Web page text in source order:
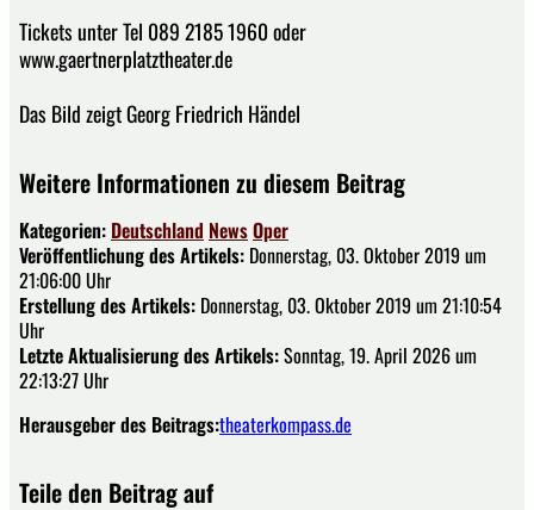
Tickets unter Tel 089 2185 1960 oder
www.gaertnerplatztheater.de
Das Bild zeigt Georg Friedrich Händel
Weitere Informationen zu diesem Beitrag
Kategorien: Deutschland NewsOper
Veröffentlichung des Artikels: Donnerstag, 03. Oktober 2019 um
21:06:00 Uhr
Erstellung des Artikels: Donnerstag, 03. Oktober 2019 um 21:10:54
Uhr
Letzte Aktualisierung des Artikels:Sonntag, 19. April 2026 um
22:13:27 Uhr
Herausgeber des Beitrags:theaterkompass.de
Teile den Beitrag auf